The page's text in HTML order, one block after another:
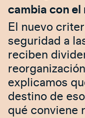
cambia con el
El nuevo
seguridad a
reciben
explicamos
destino de
qué conviene